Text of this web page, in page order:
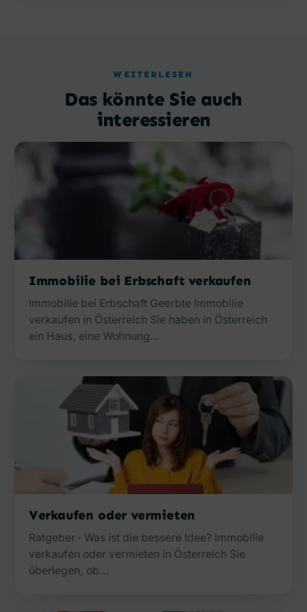
WEITERLESEN
Das könnte Sie auch
interessieren
Immobilie bei Erbschaft verkaufen
Immobilie bei Erbschaft Geerbte Immobilie
verkaufen in Österreich Sie haben in Österreich
ein Haus, eine Wohnung…
Verkaufen oder vermieten
Ratgeber · Was ist die bessere Idee? Immobilie
verkaufen oder vermieten in Österreich Sie
überlegen, ob…